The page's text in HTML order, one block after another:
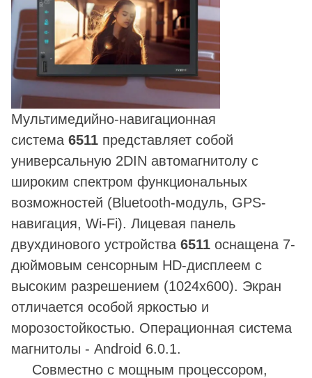
Мультимедийно-навигационная
система 6511 представляет собой
универсальную 2DIN автомагнитолу с
широким спектром функциональных
возможностей (Bluetooth-модуль, GPS-
навигация, Wi-Fi). Лицевая панель
двухдинового устройства 6511 оснащена 7-
дюймовым сенсорным HD-дисплеем с
высоким разрешением (1024х600). Экран
отличается особой яркостью и
морозостойкостью. Операционная система
магнитолы - Android 6.0.1.
Совместно с мощным процессором,